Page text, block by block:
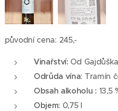
původní cena: 245,-
Vinařství: Od Gajdůška
Odrůda vína: Tramín
Obsah alkoholu : 13,5
Objem: 0,75 l